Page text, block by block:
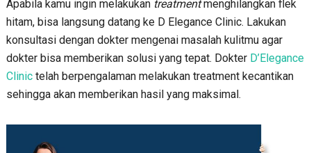
Apabila kamu ingin melakukan treatmentmenghilangkan flek
hitam, bisa langsung datang ke D Elegance Clinic. Lakukan
konsultasi dengan dokter mengenai masalah kulitmu agar
dokter bisa memberikan solusi yang tepat. Dokter D’Elegance
Clinictelah berpengalaman melakukan treatment kecantikan
sehingga akan memberikan hasil yang maksimal.